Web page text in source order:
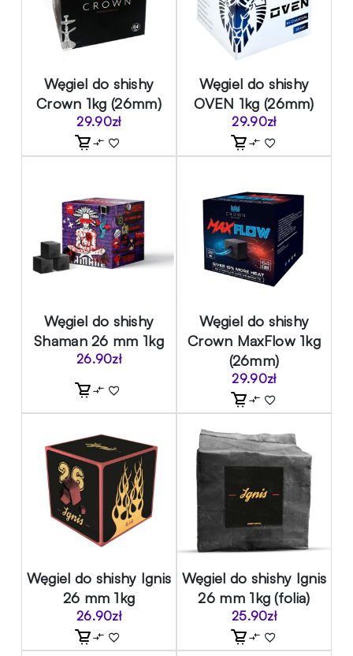
Węgiel do shishy
Crown 1kg (26mm)
29.90zł
Węgiel do shishy
OVEN 1kg (26mm)
29.90zł
Węgiel do shishy
Shaman 26 mm 1kg
26.90zł
Węgiel do shishy
Crown MaxFlow 1kg
(26mm)
29.90zł
Węgiel do shishy Ignis
26 mm 1kg
26.90zł
Węgiel do shishy Ignis
26 mm 1kg (folia)
25.90zł